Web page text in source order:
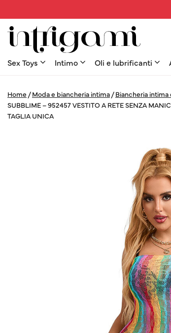
Sex Toys Intimo Oli e lubrificanti
Home /Moda e biancheria intima /Biancheria intima
SUBBLIME – 952457 VESTITO A RETE SENZA
TAGLIA UNICA